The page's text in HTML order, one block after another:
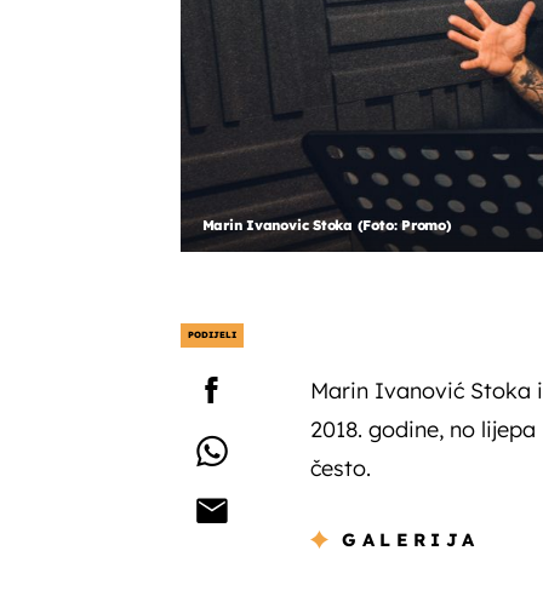
Marin Ivanovic Stoka (Foto: Promo)
PODIJELI
Marin Ivanović Stoka
2018. godine, no
često.
GALERIJA